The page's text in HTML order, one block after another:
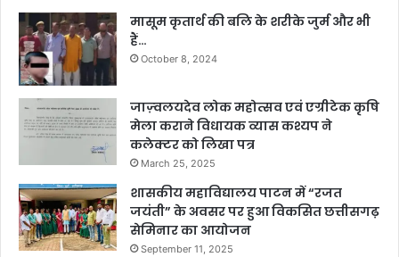
मासूम कृतार्थ की बलि के शरीके जुर्म और भी
हैं…
October 8, 2024
जाज़्वलयदेव लोक महोत्सव एवं एग्रीटेक कृषि
मेला कराने विधायक व्यास कश्यप ने
कलेक्टर को लिखा पत्र
March 25, 2025
शासकीय महाविद्यालय पाटन में “रजत
जयंती” के अवसर पर हुआ विकसित छत्तीसगढ़
सेमिनार का आयोजन
September 11, 2025